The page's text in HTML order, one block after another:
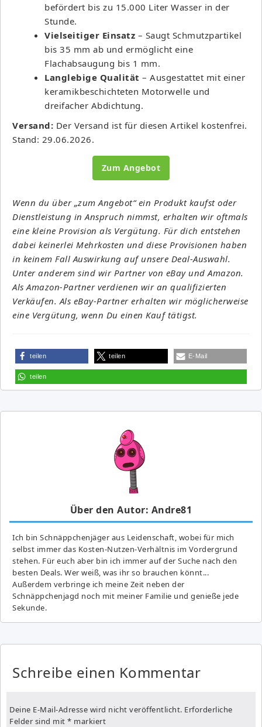
befördert bis zu 15.000 Liter Wasser in der
Stunde.
Vielseitiger Einsatz – Saugt Schmutzpartikel
bis 35 mm ab und ermöglicht eine
Flachabsaugung bis 1 mm.
Langlebige Qualität – Ausgestattet mit einer
keramikbeschichteten Motorwelle und
dreifacher Abdichtung.
Versand: Der Versand ist für diesen Artikel kostenfrei.
Stand: 29.06.2026.
Zum Angebot
Wenn du über „zum Angebot“ ein Produkt kaufst oder
Dienstleistung in Anspruch nimmst, erhalten wir oftmals
eine kleine Provision als Vergütung. Für dich entstehen
dabei keinerlei Mehrkosten und diese Provisionen haben
in keinem Fall Auswirkung auf unsere Deal-Auswahl.
Unter anderem sind wir Partner von eBay und Amazon.
Als Amazon-Partner verdienen wir an qualifizierten
Verkäufen. Als eBay-Partner erhalten wir möglicherweise
eine Vergütung, wenn Du einen Kauf tätigst.
teilen teilen E-Mail
teilen
Über den Autor: Andre81
Ich bin Schnäppchenjäger aus Leidenschaft, wobei für mich
selbst immer das Kosten-Nutzen-Verhältnis im Vordergrund
stehen. Für euch aber bin ich immer auf der Suche nach den
besten Deals. Wer weiß, was ihr so brauchen könnt...
Außerdem verbringe ich meine Zeit neben der
Schnäppchenjagd noch mit meiner Familie und genieße jede
Sekunde.
Schreibe einen Kommentar
Deine E-Mail-Adresse wird nicht veröffentlicht. Erforderliche
Felder sind mit * markiert